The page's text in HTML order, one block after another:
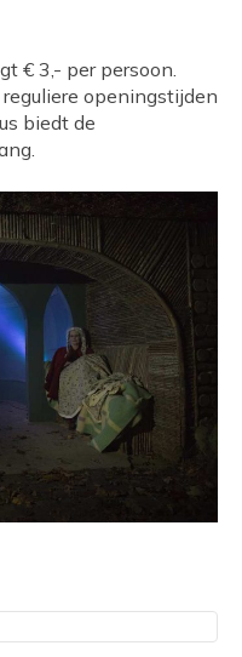
€ 3,- per persoon.
openingstijden
biedt de